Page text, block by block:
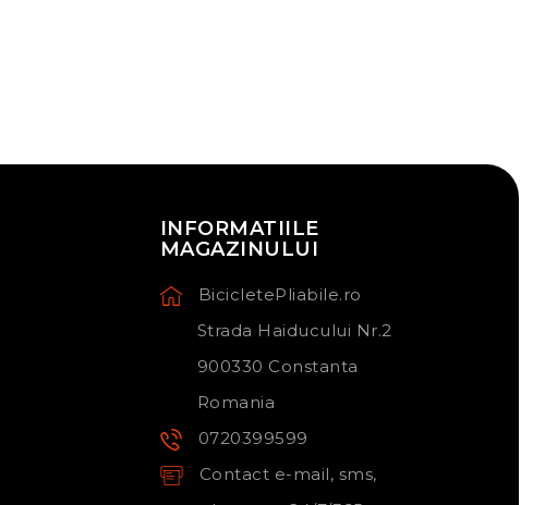
INFORMATIILE
MAGAZINULUI
BicicletePliabile.ro
Strada Haiducului Nr.2
900330 Constanta
Romania
0720399599
Contact e-mail, sms,